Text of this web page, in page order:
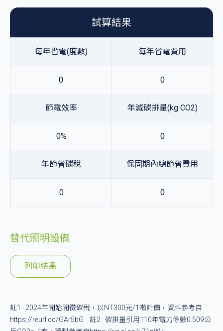
試算結果
每年省電(度數)
0
每年省電費用
0
節電效率
0%
年減碳排量(kg CO2)
0
年節省碳稅
0
保固期內總節省費用
0
替代照明設備
列印結果
註1 : 2024年開始開徵碳稅，以NT300元/1噸計價，資料參考自
https://reurl.cc/GAr5bG 註2 : 碳排量引用110年電力係數0.509公